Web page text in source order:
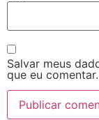
Salvar meus
que eu comentar.